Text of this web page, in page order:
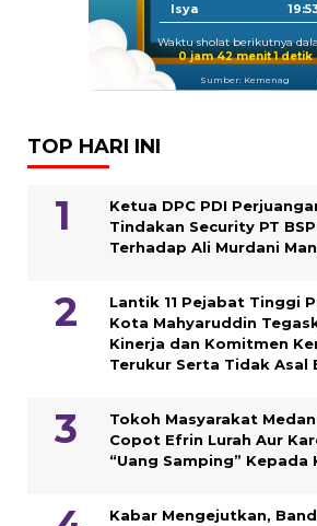
Isya
Waktu sholat berikutnya
0 jam 42 menit 1 detik
Sumber: Kemenag
TOP HARI INI
Ketua DPC PDI
Tindakan Security PT
Terhadap Ali Murdani
Lantik 11 Pejabat Tinggi
Kota Mahyaruddin
Kinerja dan Komitmen
Terukur Serta Tidak Asal
Tokoh Masyarakat
Copot Efrin Lurah Aur
“Uang Samping” Kepada
Kabar Mengejutkan,